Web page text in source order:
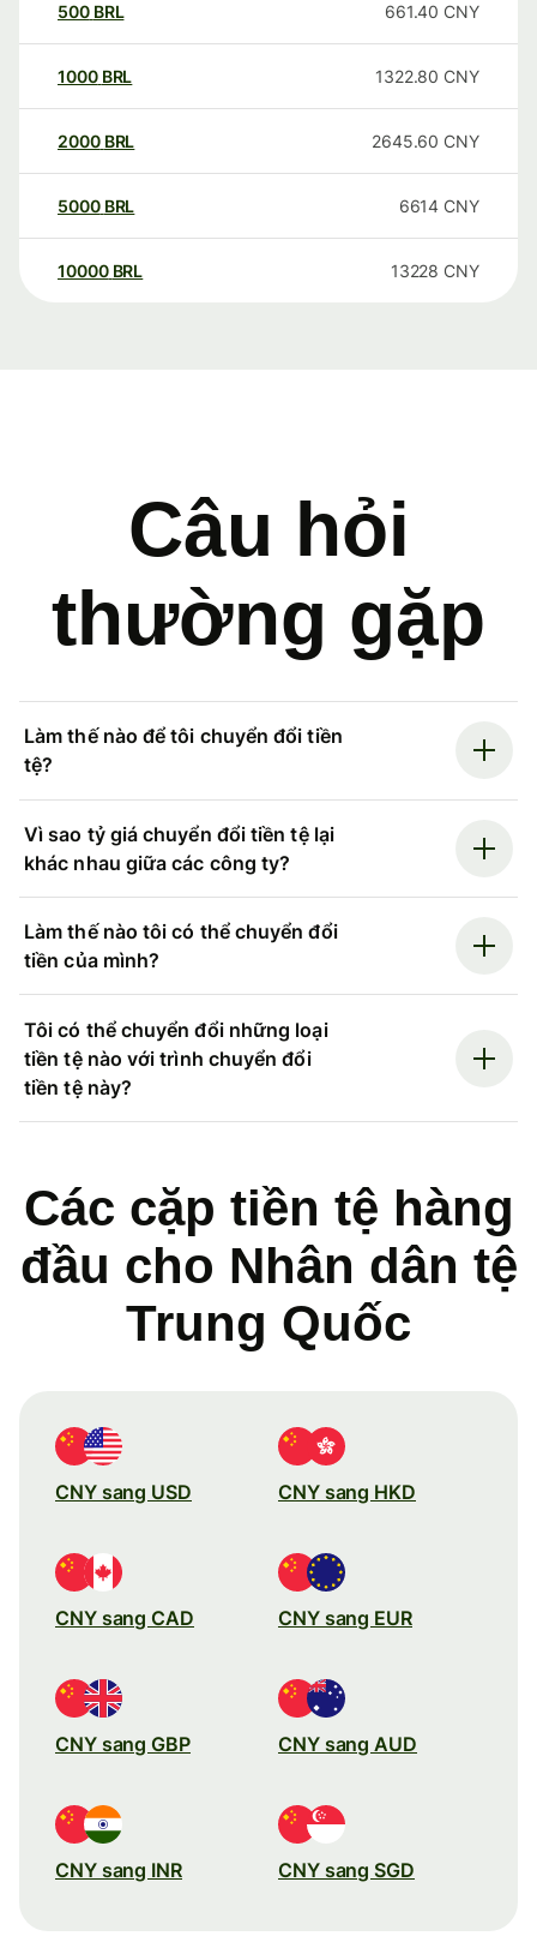
500 BRL 661.40 CNY
1000 BRL 1322.80 CNY
2000 BRL 2645.60 CNY
5000 BRL 6614 CNY
10000 BRL 13228 CNY
Câu hỏi
thường gặp
Làm thế nào để tôi chuyển đổi tiền
tệ?
Vì sao tỷ giá chuyển đổi tiền tệ lại
khác nhau giữa các công ty?
Làm thế nào tôi có thể chuyển đổi
tiền của mình?
Tôi có thể chuyển đổi những loại
tiền tệ nào với trình chuyển đổi
tiền tệ này?
Các cặp tiền tệ hàng
đầu cho Nhân dân tệ
Trung Quốc
CNY sang USD CNY sang HKD
CNY sang CAD CNY sang EUR
CNY sang GBP CNY sang AUD
CNY sang INR CNY sang SGD